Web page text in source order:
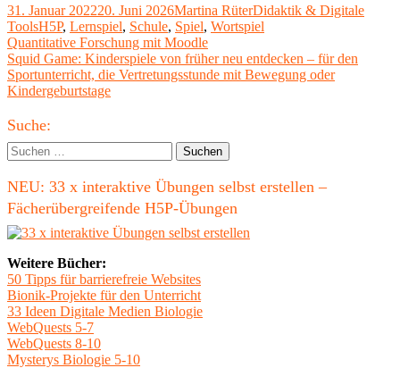
Veröffentlicht
am
31. Januar 202220. Juni 2026Autor
Martina RüterKategorien
Didaktik & Digitale
ToolsSchlagwörter
H5P, Lernspiel, Schule, Spiel, Wortspiel
Beitragsnavigation
Vorheriger
Beitrag:
Quantitative Forschung mit Moodle
Nächster
Beitrag
Squid Game: Kinderspiele von früher neu entdecken – für den
Sportunterricht, die Vertretungsstunde mit Bewegung oder
Kindergeburtstage
Haupt-
Seitenleiste
Suche:
Suchen
nach:
NEU: 33 x interaktive Übungen selbst erstellen –
Fächerübergreifende H5P-Übungen
Weitere Bücher:
50 Tipps für barrierefreie Websites
Bionik-Projekte für den Unterricht
33 Ideen Digitale Medien Biologie
WebQuests 5-7
WebQuests 8-10
Mysterys Biologie 5-10